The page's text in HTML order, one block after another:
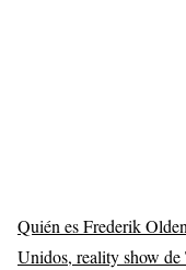
Quién es Frederik
Unidos, reality show de